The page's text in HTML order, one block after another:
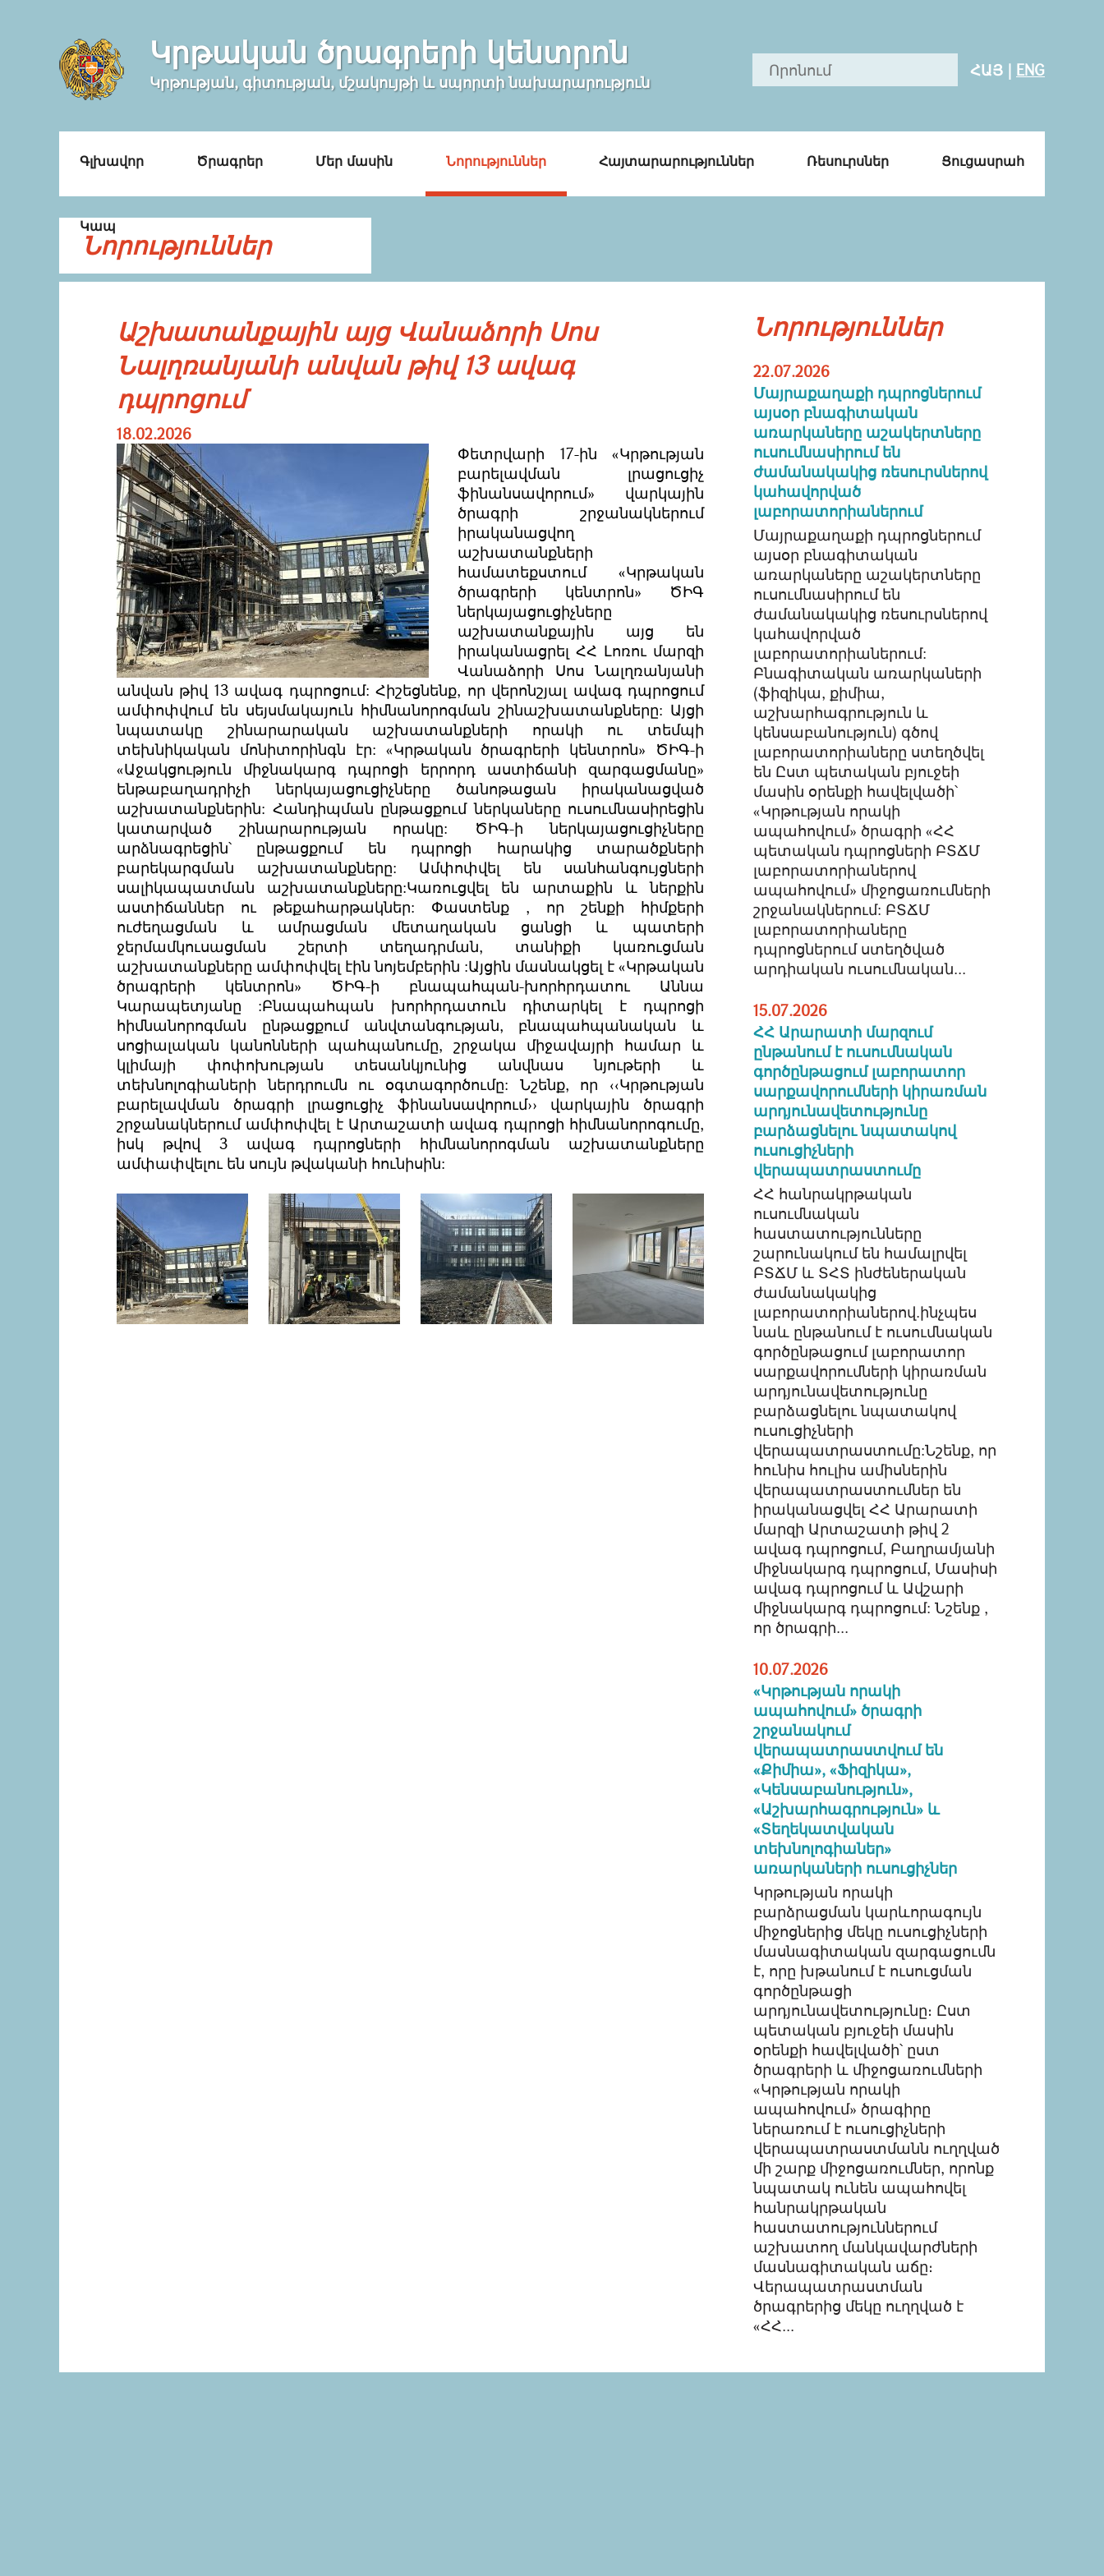
Կրթական ծրագրերի կենտրոն
Կրթության, գիտության, մշակույթի և սպորտի նախարարություն
ՀԱՅ | ENG
Գլխավոր Ծրագրեր Մեր մասին Նորություններ Հայտարարություններ Ռեսուրսներ Ցուցասրահ
Կապ
Նորություններ
Աշխատանքային այց Վանաձորի Սոս
Նալղռանյանի անվան թիվ 13 ավագ
դպրոցում
18.02.2026
Փետրվարի 17-ին «Կրթության
բարելավման լրացուցիչ
ֆինանսավորում» վարկային
ծրագրի շրջանակներում
իրականացվող
աշխատանքների
համատեքստում «Կրթական
ծրագրերի կենտրոն» ԾԻԳ
ներկայացուցիչները
աշխատանքային այց են
իրականացրել ՀՀ Լոռու մարզի
Վանաձորի Սոս Նալղռանյանի
անվան թիվ 13 ավագ դպրոցում: Հիշեցնենք, որ վերոնշյալ ավագ դպրոցում
ամփոփվում են սեյսմակայուն հիմնանորոգման շինաշխատանքները: Այցի
նպատակը շինարարական աշխատանքների որակի ու տեմպի
տեխնիկական մոնիտորինգն էր: «Կրթական ծրագրերի կենտրոն» ԾԻԳ-ի
«Աջակցություն միջնակարգ դպրոցի երրորդ աստիճանի զարգացմանը»
ենթաբաղադրիչի ներկայացուցիչները ծանոթացան իրականացված
աշխատանքներին: Հանդիպման ընթացքում ներկաները ուսումնասիրեցին
կատարված շինարարության որակը: ԾԻԳ-ի ներկայացուցիչները
արձնագրեցին՝ ընթացքում են դպրոցի հարակից տարածքների
բարեկարգման աշխատանքները: Ամփոփվել են սանհանգույցների
սալիկապատման աշխատանքները:Կառուցվել են արտաքին և ներքին
աստիճաններ ու թեքահարթակներ: Փաստենք , որ շենքի հիմքերի
ուժեղացման և ամրացման մետաղական ցանցի և պատերի
ջերմամկուսացման շերտի տեղադրման, տանիքի կառուցման
աշխատանքները ամփոփվել էին նոյեմբերին :Այցին մասնակցել է «Կրթական
ծրագրերի կենտրոն» ԾԻԳ-ի բնապահպան-խորհրդատու Աննա
Կարապետյանը :Բնապահպան խորհրդատուն դիտարկել է դպրոցի
հիմնանորոգման ընթացքում անվտանգության, բնապահպանական և
սոցիալական կանոնների պահպանումը, շրջակա միջավայրի համար և
կլիմայի փոփոխության տեսանկյունից անվնաս նյութերի և
տեխնոլոգիաների ներդրումն ու օգտագործումը: Նշենք, որ ‹‹Կրթության
բարելավման ծրագրի լրացուցիչ ֆինանսավորում›› վարկային ծրագրի
շրջանակներում ամփոփվել է Արտաշատի ավագ դպրոցի հիմնանորոգումը,
իսկ թվով 3 ավագ դպրոցների հիմնանորոգման աշխատանքները
ամփափվելու են սույն թվականի հունիսին:
Նորություններ
22.07.2026
Մայրաքաղաքի դպրոցներում
այսօր բնագիտական
առարկաները աշակերտները
ուսումնասիրում են
ժամանակակից ռեսուրսներով
կահավորված
լաբորատորիաներում
Մայրաքաղաքի դպրոցներում
այսօր բնագիտական
առարկաները աշակերտները
ուսումնասիրում են
ժամանակակից ռեսուրսներով
կահավորված
լաբորատորիաներում:
Բնագիտական առարկաների
(ֆիզիկա, քիմիա,
աշխարհագրություն և
կենսաբանություն) գծով
լաբորատորիաները ստեղծվել
են Ըստ պետական բյուջեի
մասին օրենքի հավելվածի՝
«Կրթության որակի
ապահովում» ծրագրի «ՀՀ
պետական դպրոցների ԲՏՃՄ
լաբորատորիաներով
ապահովում» միջոցառումների
շրջանակներում: ԲՏՃՄ
լաբորատորիաները
դպրոցներում ստեղծված
արդիական ուսումնական...
15.07.2026
ՀՀ Արարատի մարզում
ընթանում է ուսումնական
գործընթացում լաբորատոր
սարքավորումների կիրառման
արդյունավետությունը
բարձացնելու նպատակով
ուսուցիչների
վերապատրաստումը
ՀՀ հանրակրթական
ուսումնական
հաստատությունները
շարունակում են համալրվել
ԲՏՃՄ և ՏՀՏ ինժեներական
ժամանակակից
լաբորատորիաներով.ինչպես
նաև ընթանում է ուսումնական
գործընթացում լաբորատոր
սարքավորումների կիրառման
արդյունավետությունը
բարձացնելու նպատակով
ուսուցիչների
վերապատրաստումը:Նշենք, որ
հունիս հուլիս ամիսներին
վերապատրաստումներ են
իրականացվել ՀՀ Արարատի
մարզի Արտաշատի թիվ 2
ավագ դպրոցում, Բաղրամյանի
միջնակարգ դպրոցում, Մասիսի
ավագ դպրոցում և Ավշարի
միջնակարգ դպրոցում: Նշենք ,
որ ծրագրի...
10.07.2026
«Կրթության որակի
ապահովում» ծրագրի
շրջանակում
վերապատրաստվում են
«Քիմիա», «Ֆիզիկա»,
«Կենսաբանություն»,
«Աշխարհագրություն» և
«Տեղեկատվական
տեխնոլոգիաներ»
առարկաների ուսուցիչներ
Կրթության որակի
բարձրացման կարևորագույն
միջոցներից մեկը ուսուցիչների
մասնագիտական զարգացումն
է, որը խթանում է ուսուցման
գործընթացի
արդյունավետությունը։ Ըստ
պետական բյուջեի մասին
օրենքի հավելվածի՝ ըստ
ծրագրերի և միջոցառումների
«Կրթության որակի
ապահովում» ծրագիրը
ներառում է ուսուցիչների
վերապատրաստմանն ուղղված
մի շարք միջոցառումներ, որոնք
նպատակ ունեն ապահովել
հանրակրթական
հաստատություններում
աշխատող մանկավարժների
մասնագիտական աճը։
Վերապատրաստման
ծրագրերից մեկը ուղղված է
«ՀՀ...